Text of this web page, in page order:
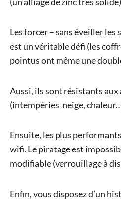
Les forcer – sans éveiller les
est un véritable défi (les
pointus ont même une
Aussi, ils sont résistants
(intempéries, neige,
Ensuite, les plus
wifi. Le piratage est
modifiable (verrouillage à
Enfin, vous disposez d’un